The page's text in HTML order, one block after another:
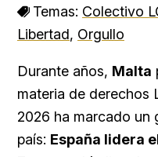
Temas: Colectivo
Libertad, Orgullo
Durante años, Malta
materia de derechos
2026 ha marcado un
país: España lidera